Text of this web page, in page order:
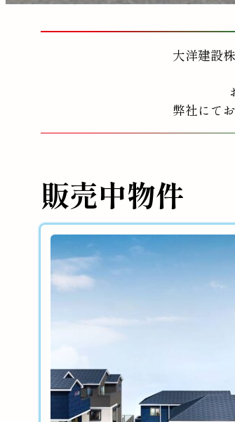
大洋建設
弊社にて
販売中物件